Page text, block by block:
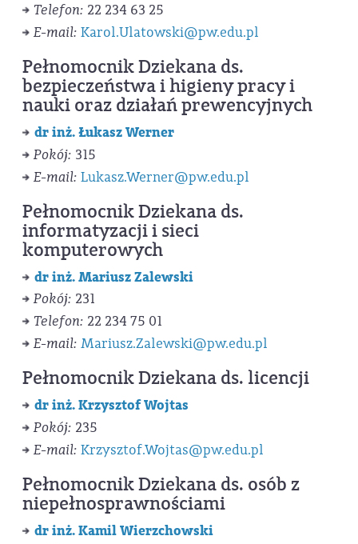
Telefon: 22 234 63 25
E-mail: Karol.Ulatowski@pw.edu.pl
Pełnomocnik Dziekana ds.
bezpieczeństwa i higieny pracy i
nauki oraz działań prewencyjnych
dr inż. Łukasz Werner
Pokój: 315
E-mail: Lukasz.Werner@pw.edu.pl
Pełnomocnik Dziekana ds.
informatyzacji i sieci
komputerowych
dr inż. Mariusz Zalewski
Pokój: 231
Telefon: 22 234 75 01
E-mail: Mariusz.Zalewski@pw.edu.pl
Pełnomocnik Dziekana ds. licencji
dr inż. Krzysztof Wojtas
Pokój: 235
E-mail: Krzysztof.Wojtas@pw.edu.pl
Pełnomocnik Dziekana ds. osób z
niepełnosprawnościami
dr inż. Kamil Wierzchowski